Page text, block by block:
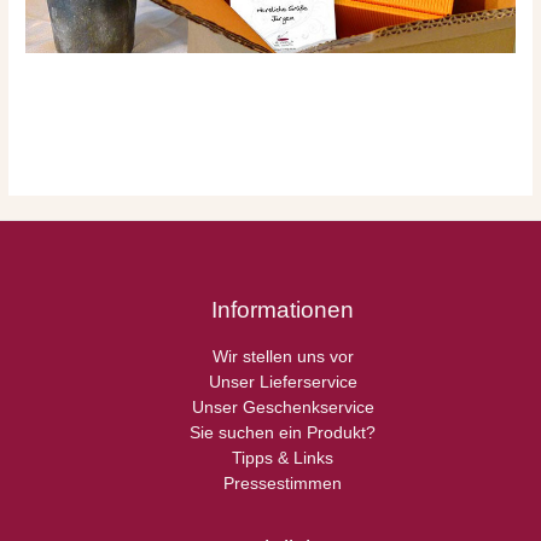
Informationen
Wir stellen uns vor
Unser Lieferservice
Unser Geschenkservice
Sie suchen ein Produkt?
Tipps & Links
Pressestimmen